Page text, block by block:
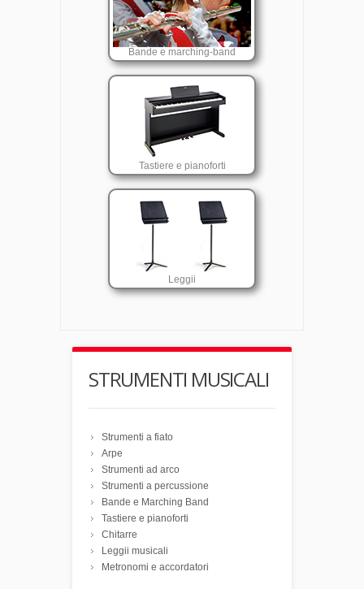
Bande e marching-band
Tastiere e pianoforti
Leggii
STRUMENTI MUSICALI
Strumenti a fiato
Arpe
Strumenti ad arco
Strumenti a percussione
Bande e Marching Band
Tastiere e pianoforti
Chitarre
Leggii musicali
Metronomi e accordatori